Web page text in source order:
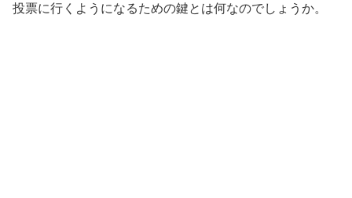
投票に行くようになるための鍵とは何なのでしょうか。